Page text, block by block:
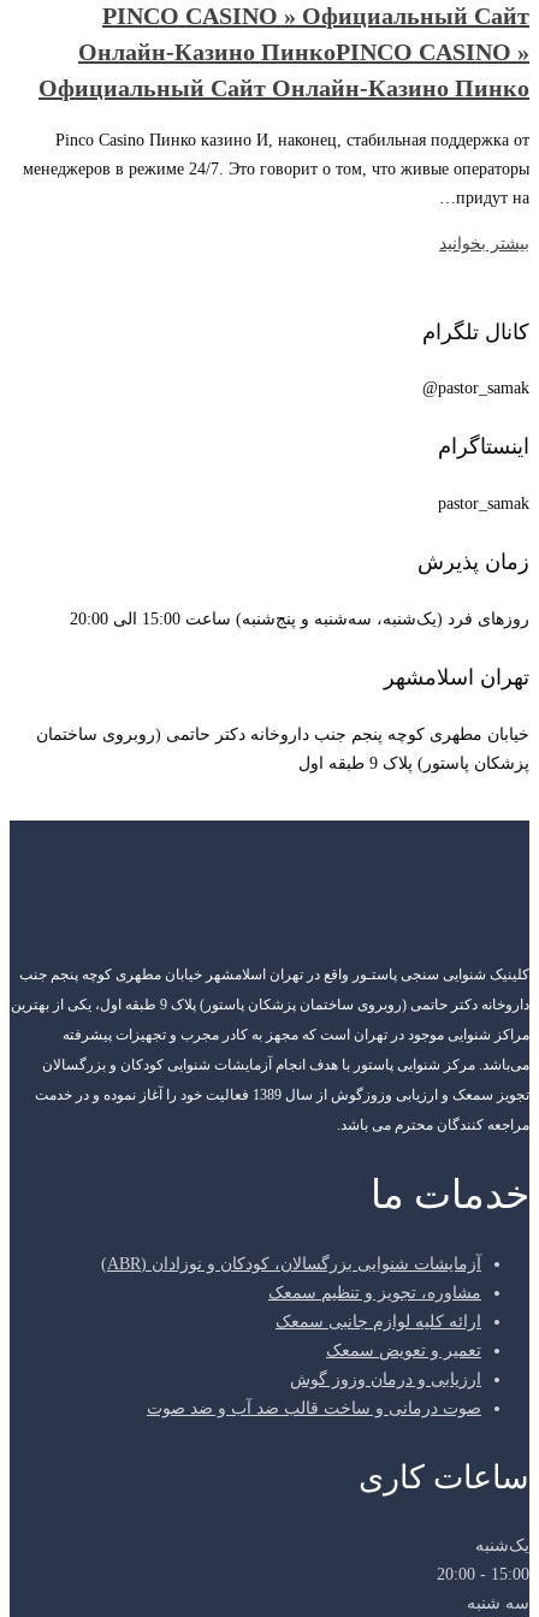
PINCO CASINO » Официальный Сайт
Онлайн-Казино ПинкоPINCO CASINO »
Официальный Сайт Онлайн-Казино Пинко
Pinco Casino Пинко казино И, наконец, стабильная поддержка от
менеджеров в режиме 24/7. Это говорит о том, что живые операторы
придут на…
بیشتر بخوانید
کانال تلگرام
pastor_samak@
اینستاگرام
pastor_samak
زمان پذیرش
روزهای فرد (یک‌شنبه، سه‌شنبه و پنج‌شنبه) ساعت 15:00 الی 20:00
تهران اسلامشهر
خیابان مطهری کوچه پنجم جنب داروخانه دکتر حاتمی (روبروی ساختمان
پزشکان پاستور) پلاک 9 طبقه اول
کلینیک شنوایی سنجی پاستـور واقع در تهران اسلامشهر خیابان مطهری کوچه پنجم جنب
داروخانه دکتر حاتمی (روبروی ساختمان پزشکان پاستور) پلاک 9 طبقه اول، یکی از بهترین
مراکز شنوایی موجود در تهران است که مجهز به کادر مجرب و تجهیزات پیشرفته
می‌باشد. مرکز شنوایی پاستور با هدف انجام آزمایشات شنوایی کودکان و بزرگسالان
تجویز سمعک و ارزیابی وزوزگوش از سال 1389 فعالیت خود را آغاز نموده و در خدمت
مراجعه کنندگان محترم می باشد.
خدمات ما
آزمایشات شنوایی بزرگسالان، کودکان و نوزادان (ABR)
مشاوره، تجویز و تنظیم سمعک
ارائه کلیه لوازم جانبی سمعک
تعمیر و تعویض سمعک
ارزیابی و درمان وزوز گوش
صوت درمانی و ساخت قالب ضد آب و ضد صوت
ساعات کاری
یک‌شنبه
15:00 - 20:00
سه شنبه